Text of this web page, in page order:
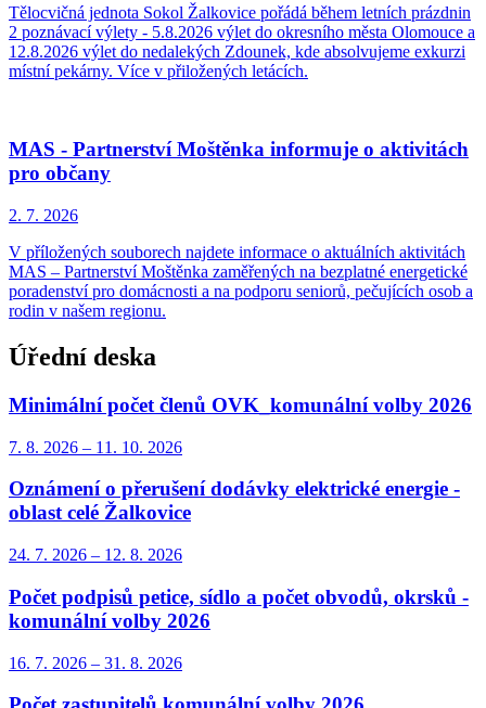
Tělocvičná jednota Sokol Žalkovice pořádá během letních prázdnin
2 poznávací výlety - 5.8.2026 výlet do okresního města Olomouce a
12.8.2026 výlet do nedalekých Zdounek, kde absolvujeme exkurzi
místní pekárny. Více v přiložených letácích.
MAS - Partnerství Moštěnka informuje o aktivitách
pro občany
2. 7. 2026
V příložených souborech najdete informace o aktuálních aktivitách
MAS – Partnerství Moštěnka zaměřených na bezplatné energetické
poradenství pro domácnosti a na podporu seniorů, pečujících osob a
rodin v našem regionu.
Úřední deska
Minimální počet členů OVK_komunální volby 2026
7. 8. 2026 – 11. 10. 2026
Oznámení o přerušení dodávky elektrické energie -
oblast celé Žalkovice
24. 7. 2026 – 12. 8. 2026
Počet podpisů petice, sídlo a počet obvodů, okrsků -
komunální volby 2026
16. 7. 2026 – 31. 8. 2026